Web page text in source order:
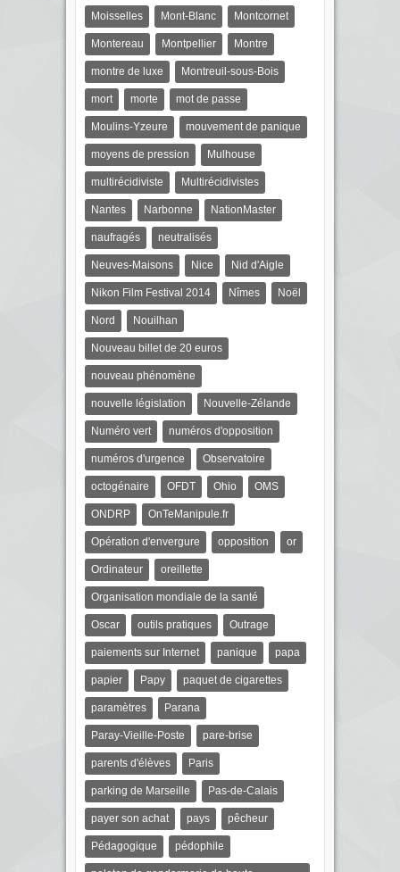
Moisselles Mont-Blanc Montcornet
Montereau Montpellier Montre
montre de luxe Montreuil-sous-Bois
mort morte mot de passe
Moulins-Yzeure mouvement de panique
moyens de pression Mulhouse
multirécidiviste Multirécidivistes
Nantes Narbonne NationMaster
naufragés neutralisés
Neuves-Maisons Nice Nid d'Aigle
Nikon Film Festival 2014 Nîmes Noël
Nord Nouilhan
Nouveau billet de 20 euros
nouveau phénomène
nouvelle législation Nouvelle-Zélande
Numéro vert numéros d'opposition
numéros d'urgence Observatoire
octogénaire OFDT Ohio OMS
ONDRP OnTeManipule.fr
Opération d'envergure opposition or
Ordinateur oreillette
Organisation mondiale de la santé
Oscar outils pratiques Outrage
paiements sur Internet panique papa
papier Papy paquet de cigarettes
paramètres Parana
Paray-Vieille-Poste pare-brise
parents d'élèves Paris
parking de Marseille Pas-de-Calais
payer son achat pays pêcheur
Pédagogique pédophile